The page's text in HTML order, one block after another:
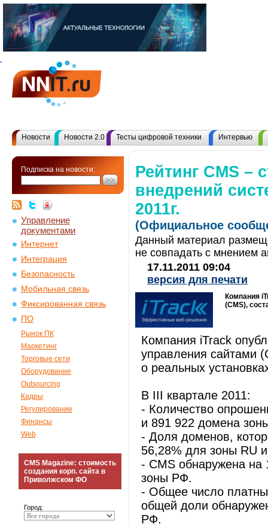
Новости Новости 2.0 Тесты цифровой техники Интервью
Подписка на новости:
Управление
документами
Интернет
Интеграция
Безопасность
Мобильная связь
Фиксированная связь
ПО
Рынок ПК
Маркетинг
Торговые сети
Оборудование
Outsourcing
Кадры
Регулирование
Финансы
Web
CMS Magazine: стоимость
создания корп. сайта в
Приволжском ФО
Город:
Рейтинг CMS –
внедрений
2011г.
(Официальное
Данный материал
не совпадать с мнением
17.11.2011 09:04
версия для печати
Компания
(CMS),
Компания iTrack
управления сайтами
о реальных
В III квартале 2011:
- Количество
и 891 922 домена
- Доля доменов,
56,28% для зоны RU
- CMS обнаружена
зоны РФ.
- Общее число
общей доли
РФ.